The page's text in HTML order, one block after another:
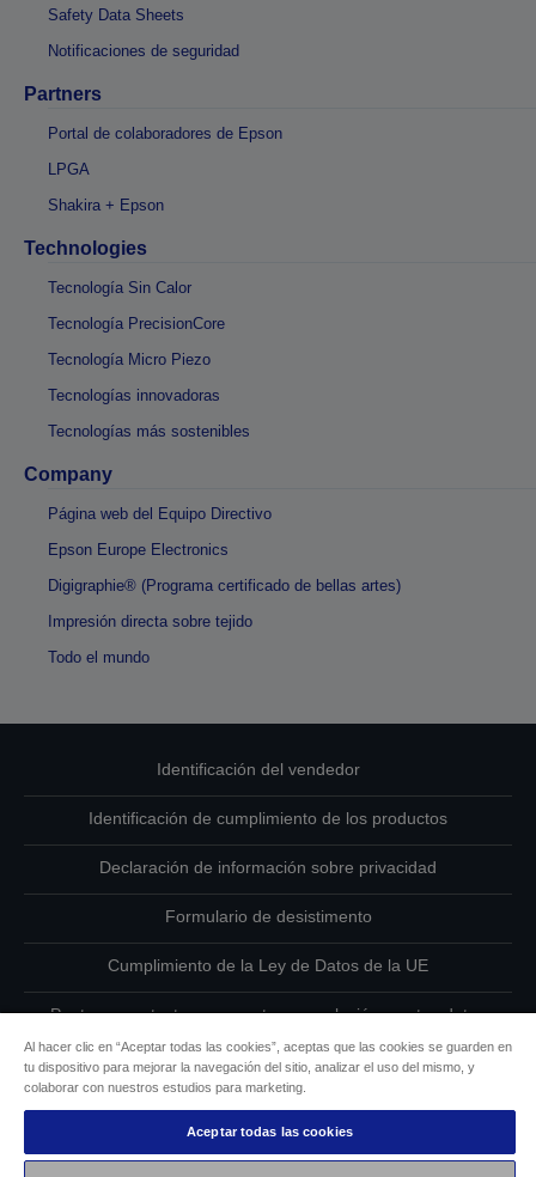
Safety Data Sheets
Notificaciones de seguridad
Partners
Portal de colaboradores de Epson
LPGA
Shakira + Epson
Technologies
Tecnología Sin Calor
Tecnología PrecisionCore
Tecnología Micro Piezo
Tecnologías innovadoras
Tecnologías más sostenibles
Company
Página web del Equipo Directivo
Epson Europe Electronics
Digigraphie® (Programa certificado de bellas artes)
Impresión directa sobre tejido
Todo el mundo
Identificación del vendedor
Identificación de cumplimiento de los productos
Declaración de información sobre privacidad
Formulario de desistimento
Cumplimiento de la Ley de Datos de la UE
Ponte en contacto con nosotros en relación con tus datos
Información sobre cookies
Compromiso de accesibilidad de Epson
Al hacer clic en “Aceptar todas las cookies”, aceptas que las cookies se guarden en
tu dispositivo para mejorar la navegación del sitio, analizar el uso del mismo, y
colaborar con nuestros estudios para marketing.
Aceptar todas las cookies